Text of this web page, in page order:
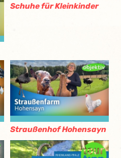
Schuhe für Kleinkinder
Straußenhof Hohensayn